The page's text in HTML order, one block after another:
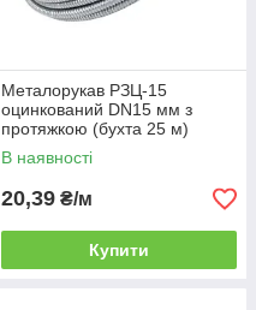
Металорукав РЗЦ‑15
оцинкований DN15 мм з
протяжкою (бухта 25 м)
В наявності
20,39 ₴/м
Купити